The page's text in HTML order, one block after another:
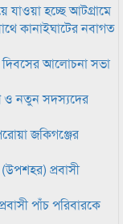
হচ্ছে আটগ্রামে
কানাইঘাটের নবাগত
দিবসের আলোচনা সভা
ও নতুন সদস্যদের
জকিগঞ্জের
প্রবাসী
পাঁচ পরিবারকে